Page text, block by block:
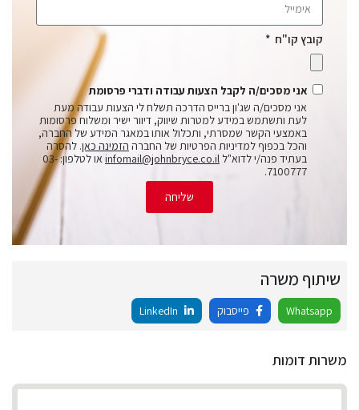
קובץ קו"ח
אני מסכים/ה לקבל הצעות עבודה ודברי פרסומת
אני מסכים/ה שג'ון ברייס הדרכה תשלח לי הצעות עבודה מעת
לעת ותשתמש במידע למטרות שיווק, דיוור ישיר ומשלוח פרסומות
באמצעי הקשר שמסרתי, ותכלול אותו במאגר המידע של החברה,
והכל בכפוף למדיניות הפרטיות של החברה הזמינה כאן. להסרה
בעתיד פנה/י לדוא"ל infomail@johnbryce.co.il
או לטלפון: 03-
7100777.
שליחה
שיתוף משרה
Whatsapp פייסבוק
משרות דומות